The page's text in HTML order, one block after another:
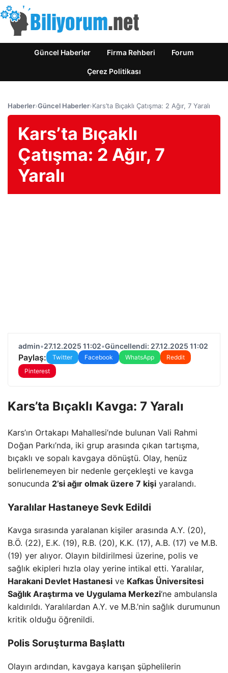
Güncel Haberler Firma Rehberi Forum
Çerez Politikası
Haberler›Güncel Haberler›Kars’ta Bıçaklı Çatışma: 2 Ağır, 7 Yaralı
Kars’ta Bıçaklı
Çatışma: 2 Ağır, 7
Yaralı
admin•27.12.2025 11:02•Güncellendi: 27.12.2025 11:02
Paylaş: Twitter Facebook WhatsApp
Reddit
Pinterest
Kars’ta Bıçaklı Kavga: 7 Yaralı
Kars’ın Ortakapı Mahallesi’nde bulunan Vali Rahmi
Doğan Parkı’nda, iki grup arasında çıkan tartışma,
bıçaklı ve sopalı kavgaya dönüştü. Olay, henüz
belirlenemeyen bir nedenle gerçekleşti ve kavga
sonucunda 2’si ağır olmak üzere 7 kişi yaralandı.
Yaralılar Hastaneye Sevk Edildi
Kavga sırasında yaralanan kişiler arasında A.Y. (20),
B.Ö. (22), E.K. (19), R.B. (20), K.K. (17), A.B. (17) ve M.B.
(19) yer alıyor. Olayın bildirilmesi üzerine, polis ve
sağlık ekipleri hızla olay yerine intikal etti. Yaralılar,
Harakani Devlet Hastanesi ve Kafkas Üniversitesi
Sağlık Araştırma ve Uygulama Merkezi‘ne ambulansla
kaldırıldı. Yaralılardan A.Y. ve M.B.’nin sağlık durumunun
kritik olduğu öğrenildi.
Polis Soruşturma Başlattı
Olayın ardından, kavgaya karışan şüphelilerin